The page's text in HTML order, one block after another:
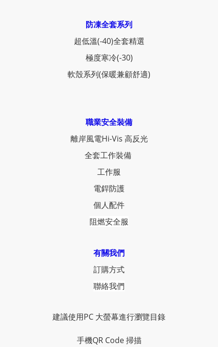
防凍全套系列
超低溫(-40)全套精選
極度寒冷(-30)
軟殼系列(保暖兼顧舒適)
職業安全裝備
離岸風電Hi-Vis 高反光
全套工作裝備
工作服
電銲防護
個人配件
阻燃安全服
有關我們
訂購方式
聯絡我們
建議使用PC 大螢幕進行瀏覽目錄
手機QR Code 掃描